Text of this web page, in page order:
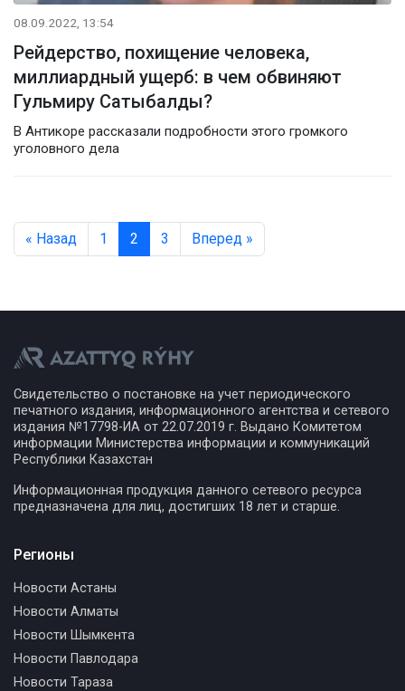
08.09.2022, 13:54
Рейдерство, похищение человека,
миллиардный ущерб: в чем обвиняют
Гульмиру Сатыбалды?
В Антикоре рассказали подробности этого громкого
уголовного дела
« Назад 1 2 3 Вперед »
Свидетельство о постановке на учет периодического
печатного издания, информационного агентства и сетевого
издания №17798-ИА от 22.07.2019 г. Выдано Комитетом
информации Министерства информации и коммуникаций
Республики Казахстан
Информационная продукция данного сетевого ресурса
предназначена для лиц, достигших 18 лет и старше.
Регионы
Новости Астаны
Новости Алматы
Новости Шымкента
Новости Павлодара
Новости Тараза